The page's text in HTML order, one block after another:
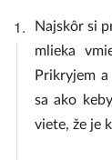
1.
Najskôr si
mlieka
Prikryjem
sa ako
viete, že je